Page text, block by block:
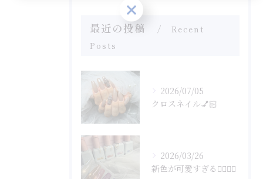
最近の投稿
Recent
Posts
2026/07/05
クロスネイル💅🏻
2026/03/26
新色が可愛すぎる🤦‍♀️🤦‍♀️
Reserve